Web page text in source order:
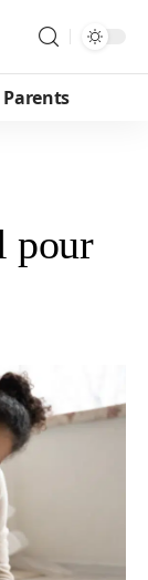
Parents
pour